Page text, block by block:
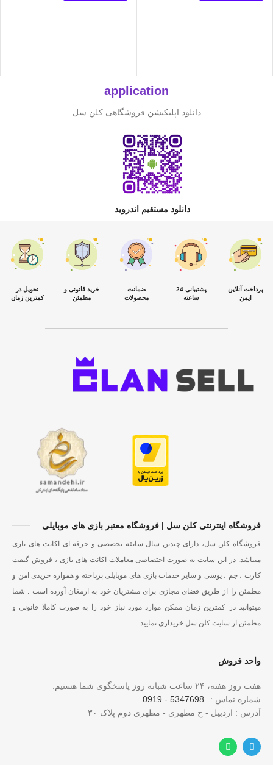
application
دانلود اپلیکیشن فروشگاهی کلن سل
دانلود مستقیم اندروید
پرداخت آنلاین
ایمن
پشتیبانی 24
ساعته
ضمانت
محصولات
خرید قانونی و
مطمئن
تحویل در
کمترین زمان
فروشگاه اینترنتی کلن سل | فروشگاه معتبر بازی های موبایلی
فروشگاه کلن سل، دارای چندین سال سابقه تخصصی و حرفه ای اکانت های بازی
میباشد. در این سایت به صورت اختصاصی معاملات اکانت های بازی ، فروش گیفت
کارت ، جم ، یوسی و سایر خدمات بازی های موبایلی پرداخته و همواره خریدی امن و
مطمئن را از طریق فضای مجازی برای مشتریان خود به ارمغان آورده است . شما
میتوانید در کمترین زمان ممکن موارد مورد نیاز خود را به صورت کاملا قانونی و
مطمئن از سایت کلن سل خریداری نمایید.
واحد فروش
هفت روز هفته، ۲۴ ساعت شبانه‌ روز پاسخگوی شما هستیم.
شماره تماس :
5347698 - 0919
آدرس : اردبیل - خ مطهری - مطهری دوم پلاک ۳۰